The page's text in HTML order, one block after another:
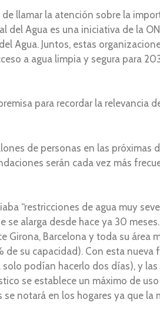
llamar la atención sobre la
Agua es una iniciativa de la
Agua. Juntos, estas
a agua limpia y segura para
para recordar la relevancia
de personas en las próximas
serán cada vez más
“restricciones de agua muy
alarga desde hace ya 30
Girona, Barcelona y toda su área
su capacidad). Con esta
podían hacerlo dos días), y
se establece un máximo de
notará en los hogares ya que